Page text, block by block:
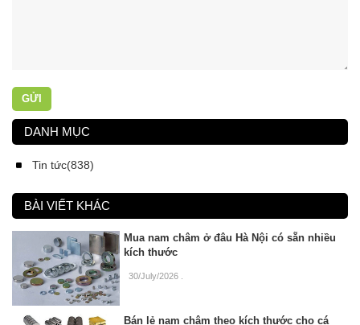
GỬI
DANH MỤC
Tin tức(838)
BÀI VIẾT KHÁC
Mua nam châm ở đâu Hà Nội có sẵn nhiều
kích thước
30/July/2026
Bán lẻ nam châm theo kích thước cho cá